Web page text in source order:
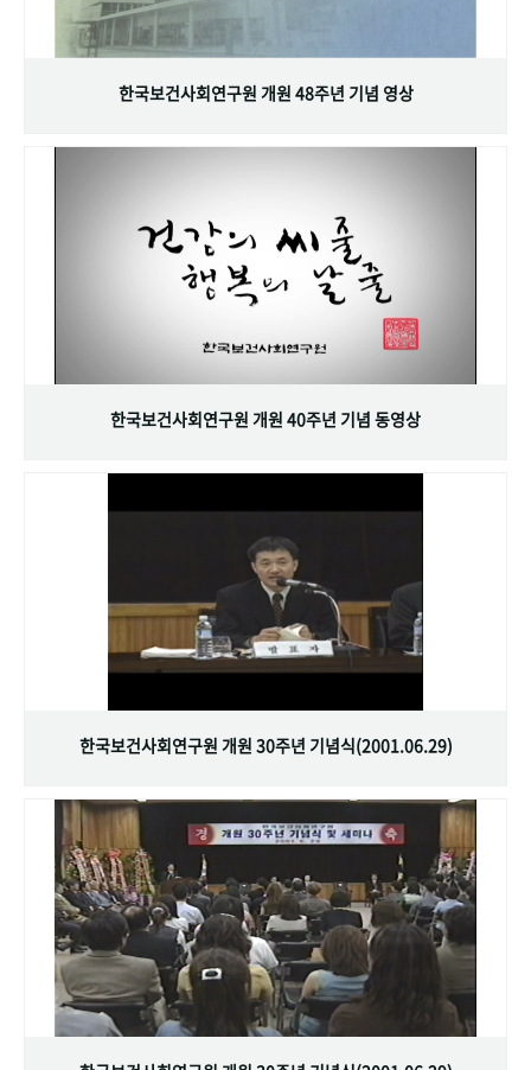
한국보건사회연구원 개원 48주년 기념 영상
한국보건사회연구원 개원 40주년 기념 동영상
한국보건사회연구원 개원 30주년 기념식(2001.06.29)